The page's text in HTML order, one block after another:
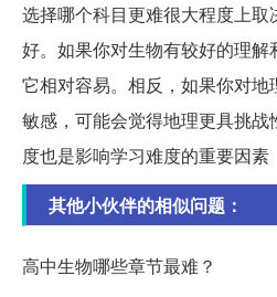
选择哪个科目更难很大程度上
好。如果你对生物有较好的理
它相对容易。相反，如果你对
敏感，可能会觉得地理更具挑
度也是影响学习难度的重要因素
其他小伙伴的相似问题：
高中生物哪些章节最难？